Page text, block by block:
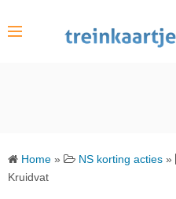
Home » NS korting acties »
Kruidvat